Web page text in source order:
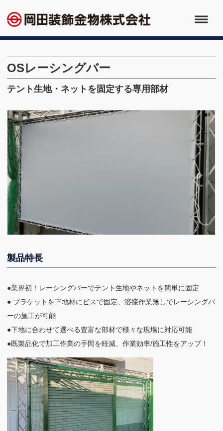
OSレーシングバー
テント生地・ネットを固定する専用部材
製品特長
●業界初！レーシングバーでテント生地やネットを簡単に固定
● ブラケットを下地材にビスで固定、溶接作業無しでレーシングバ
ーの施工が可能
●下地に合わせて選べる豊富な部材で様々な現場に対応可能
●既製品化で加工作業の手間を軽減、作業効率/施工性をアップ！